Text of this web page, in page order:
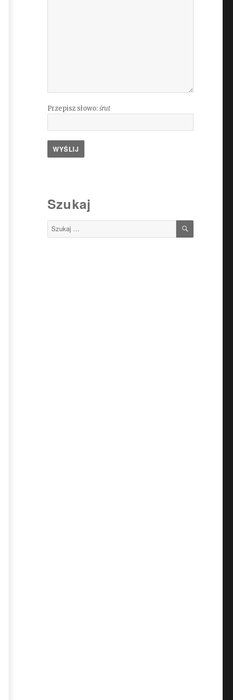
Przepisz słowo:śrut
Szukaj
Szukaj: SZUKAJ